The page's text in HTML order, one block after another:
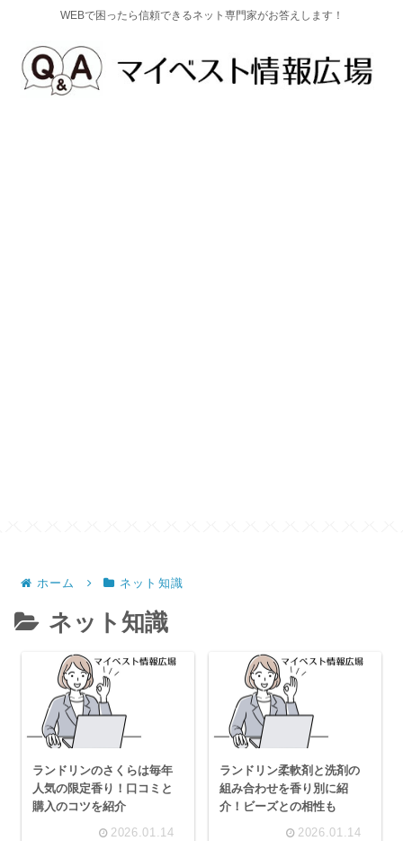
WEBで困ったら信頼できるネット専門家がお答えします！
ホーム ネット知識
ネット知識
ランドリンのさくらは毎年
人気の限定香り！口コミと
購入のコツを紹介
2026.01.14
ランドリン柔軟剤と洗剤の
組み合わせを香り別に紹
介！ビーズとの相性も
2026.01.14